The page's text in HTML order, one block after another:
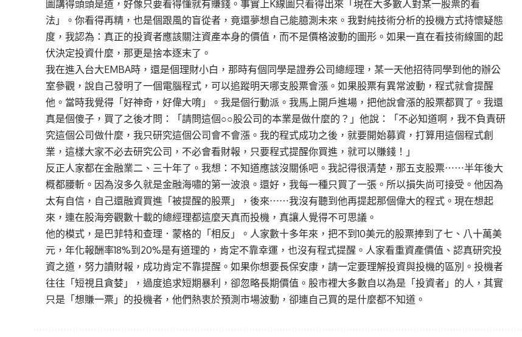
圖講得頭頭是道，好像只要看得懂就有賺錢。事實上K線圖只看得出來「現在大多數人對某一股票的看
法」。你看得再精，也是個跟風的盲從者，竟還夢想自己能臆測未來。我對純技術分析的投機方式持懷疑態
度，我認為：真正的投資者應該關注資產本身的價值，而不是價格波動的圖形。如果一直在看技術線圖的起
伏決定投資什麼，那更是捨本逐末了。
我在進入台大EMBA時，還是個理財小白，那時有個同學是證券公司總經理，某一天他招待同學到他的辦公
室參觀，說自己發明了一個電腦程式，可以追蹤明天哪支股票會漲。如果股票有異常波動，程式就會提醒
他。當時我覺得「好神奇，好偉大唷」。我是個行動派。我馬上開戶進場，把他說會漲的股票都買了。我還
真是個傻子，買了之後才問：「請問這個○○股公司的本業是做什麼的？」他說：「不必知道啊，我不負責研
究這個公司做什麼，我只研究這個公司會不會漲。我的程式成功之後，就要開始募資，打算用這個程式創
業，這樣大家不必去研究公司，不必會看財報，只要程式提醒你買進，就可以賺錢！」
反正人家都在金融業二、三十年了。我想：不知道應該沒關係吧。我記得很清楚，那五支股票⋯⋯半年後大
概都腰斬。因為沒多久就是金融海嘯的第一波浪。還好，我每一種只買了一張。所以損失尚可接受。他因為
太有自信，自己還融資買進「被提醒的股票」，後來⋯⋯我沒有聽到他再提起那個偉大的程式。現在想起
來，連在股海旁觀數十載的總經理都這麼天真而投機，真讓人覺得不可思議。
他的模式，是巴菲特和查理．蒙格的「相反」。人家數十多年來，把不到10美元的股票捧到了七、八十萬美
元，年化報酬率18%到20%是有道理的，肯定不靠幸運，也沒有程式提醒。人家看重資產價值、認真研究投
資之道，努力讀財報，成功肯定不靠提醒。如果你想要長保安康，請一定要理解投資與投機的區別。投機者
往往「短視且貪婪」，過度追求短期暴利，卻忽略長期價值。股市裡大多數自以為是「投資者」的人，其實
只是「想賺一票」的投機者，他們熱衷於預測市場波動，卻連自己買的是什麼都不知道。